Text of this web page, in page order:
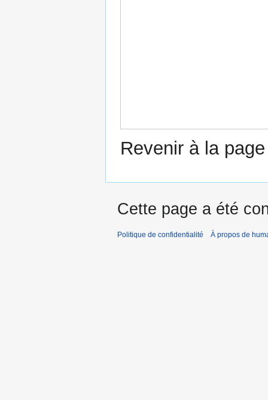
Revenir à la
Cette page a été
Politique de confidentialité À propos de